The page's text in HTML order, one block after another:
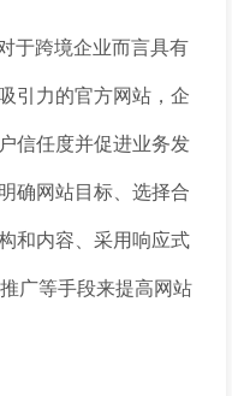
于跨境企业而言具有
引力的官方网站，企
信任度并促进业务发
确网站目标、选择合
和内容、采用响应式
广等手段来提高网站